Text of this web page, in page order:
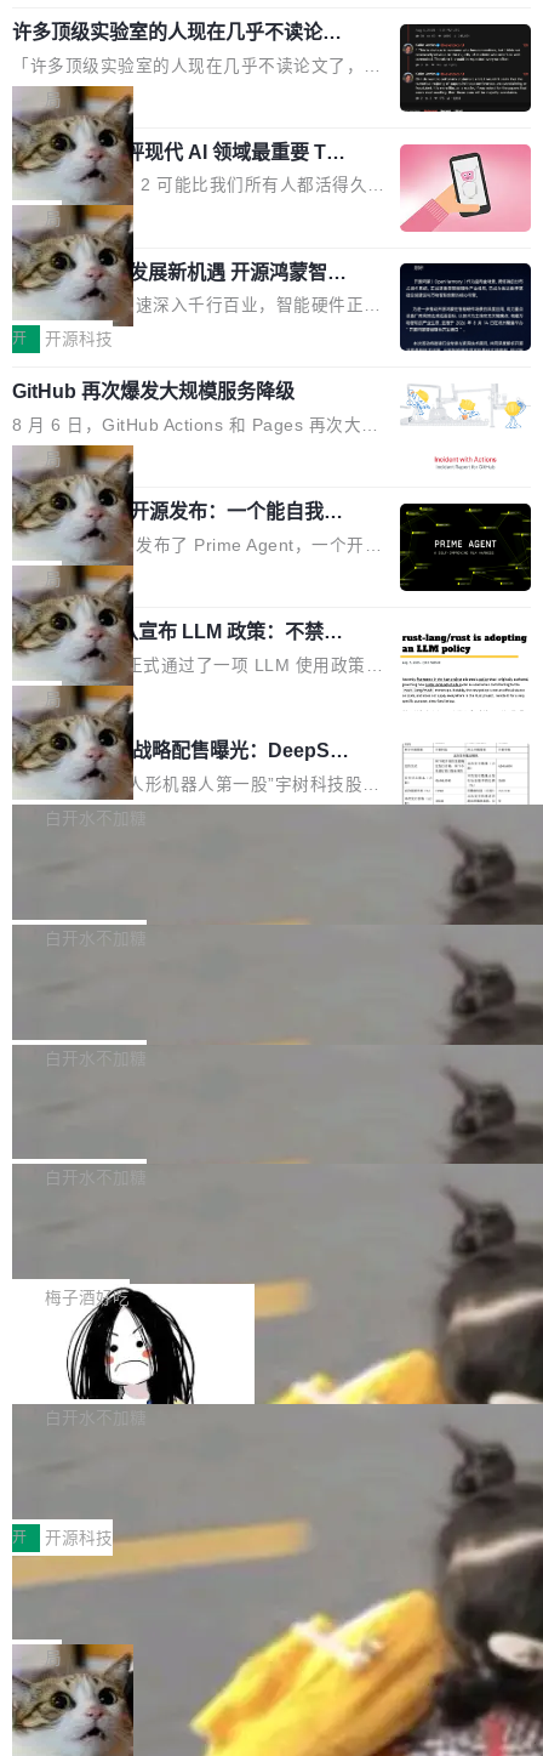
意思。比如我在一个后台管理系统里，需要填50
个表单字段，每个字段还有联动逻辑；比如我
想...
实时LCD监控屏，可充分满足当下高阶PC主机
的严苛使用需求。 澎湃功率，紧凑机身 钛金雕1
600PG5 AI TOP具备强悍输出功率，同时实现
机身尺寸大幅精简。整机长度仅16厘米，属于同
功率段机身尺寸十分紧凑的1600W电源产品。小
巧机身有效提升市面主流标准A...
复合增长率达5.44%,预计2032年将突破120亿美
元。数字广告与公共关系相关服务市场更是从20
25年的8463亿美元扩张至2026年的8763亿美
元。数字的背后是一个清晰的事实——品牌对专
业化营销服务的需求从未如此迫切。 但市场扩容
的同时,服务商的竞争逻辑正在改变。2026年Top
Agency年度合辑的观察指出,“产品”这个离消费
者最近的载体,在整个品牌营销层面的权重显著变
高了。全域营销服务商的竞争正在从规模转向深
度,案例厚度、全域覆盖、多线协同...
许多顶级实验室的人现在几乎不读论文
了
「许多顶级实验室的人现在几乎不读论文了，而
且他们认为 ICLR/ICML/NeurIPS 充斥着大量过
度宣传和欺诈。」 OpenAI 研究员 Keller Jorda
n 这条推文引发了广泛讨论。他不是在说风凉
话，他是说出了一个圈内人尽皆知但很少公开捅
破的事实。 Jordan 随后补充了一句软化声明：
「我不认为这些会议上大部分论文都在过度宣传
或造假。问题是，作为读者，如果你筛选出那些
看起来最令人兴奋的论文，那它们大部分都是过
度宣传的。」 这才是真正的痛点。不是所有论文
都有问题，是最吸引眼球的那批论文最有问题。
他引用的帖子来自 Mathew Shen，一位 ICLR 2
026 的读者：「看了篇 ...
局
xAI 前工程师评现代 AI 领域最重要 Top
3 开源项目
Flash Attention 2 可能比我们所有人都活得久。
这句话不是来自某个技术博客，而是出自 Hieu
Pham 的一条推文。Hieu Pham 是谁？他是 xAI
的早期工程师之一，在 Grok 训练基础设施团队
工作过。近日他在 X 上发了一条帖子，列出了他
认为现代 AI 领域最重要的三个开源项目。 第一
理由很具体。FA 系列不需要解释，但 FA2 是他
认为最重要的一个——复杂度恰到好处，刚好能
驱动你去学 CuTe，但还没被那些"邪恶的" Hopp
er++ 优化所淹没，足够容易修改和适配。 更关
键的是 FA2 的持久性...
局
共商智能硬件发展新机遇 开源鸿蒙智能
硬件开发者日杭州站即将举行
随着万物智联加速深入千行百业，智能硬件正从
单点设备迈向智能化、网联化、协同化发展。作
鸿蒙通过统一技术底座和分布式能力，为不同类
型智能设备的开发、连接与互联提供关键支撑，
也为产业链企业探索产品创新与商业增长打开新
的空间。 8月14日，开源鸿蒙智能硬件开发者日
（OHDD：OpenHarmony Hardware Develope
r Day）将在杭州启航。活动面向智能硬件产业
链企业和开发者，邀请行业专家与资深技术顾
问，围绕开源鸿蒙技术能力、设备适配、芯片适
配、功耗与稳定性调优、兼容性测评及统一互联
等内容展开系统讲解和实战交流，帮助企业进一
步了解开源鸿蒙在智能...
开 开源科技
GitHub 再次爆发大规模服务降级
8 月 6 日，GitHub Actions 和 Pages 再次大规
模服务降级，Actions 完全不可用超过 5 小时，
webhook 停发，连自托管 runner 也因调度层故
障无法工作。Pages、Copilot code review、C
opilot coding agent 全部受影响。从检测到完全
恢复，大约 12 小时。 这是 2026 年 8 月的第六
起事故，其中四起与 AI/Copilot 服务相关。 Git
Hub 员工 kdaigle 在 HN 讨论中贴出了一组数
据：2025 年全年 10 亿次 commit。现在，每周
2.75 亿次，全年预计 140 亿次。GitHub...
局
Prime Agent 开源发布：一个能自我改
进的编程 Agent，ARC-AGI 3 超越人类
专家基线
Prime Intellect 发布了 Prime Agent，一个开源
的编程 Agent Harness，核心设计围绕两个抽
象：Recursive Language Model（RLM）和 C
ontinual Harness。在 ARC-AGI 3 基准测试
上，Prime Agent + Opus 5 的组合达到了 95.
5% RHAE Best@1，超过了 ARC 报告的人类专
家基线 95.4%。 不是又一个 coding agent 包装
器 Prime Agent 的架构和市面上大多数 coding
agent 有本质区别。大多数 agent harness 的设
计是基于早期模型的能力—...
局
Rust 项目团队宣布 LLM 政策：不禁
止，但你要承认哪些代码不是你写的
Rust 语言项目正式通过了一项 LLM 使用政策，
覆盖 rust-lang/rust 单一仓库的代码贡献。这不
是项目级别的官方立场，目前由五个团队采纳，
但它可能是主流开源项目中关于 AI 辅助贡献最
细致的一份规则。 政策的核心只有一句话：LLM
可以用来分析、提炼、审阅、建议，但不能用来
不得生成涉及安全性的关键变更，除非作者本身
局
宇树科技 IPO 战略配售曝光：DeepSe
ek 获配 93.3 万股，锁定 36 个月
8月6日晚间，“人形机器人第一股”宇树科技股份
有限公司披露IPO发行价格及战略配售结果，杭
36个月。 公告显示，本次宇树科技战略配售对
员工参与设立的专项资产管理计划。其中，Dee
获配9...
白开水不加糖
Bug fixes and enhancements 修复多次传递同
一个回归问题，该问题导致拉取镜像时会拒绝包
题，该问题可能导致在旧版 Linux 内核...
白开水不加糖
e 孵化器项目管理委员会（IPMC）投票中获得
P）！这一里程碑不仅标志着 Fluss 迈入新的发
白开水不加糖
长期停止内容更新，未能实现其作为“AI版维基百
提交的编辑请求也长期处于待处理状态。 Groki
pedia 于去年底上线，定位为由人工智能生成内
容的百科平台，被马斯克视为传统众包百科网站
维基百科的替代方案。Lawfare 调查发现，无论
热门页面还是低关注度页面，均未出现近期更
白开水不加糖
是这样的：配 MessageSource 的 Bean、写 R
eloadableResourceBundleMessageSource、
声明 LocaleResolver、注册 LocaleChangeInt
erceptor…五六步之后才能看到第一行翻译文
本。 Solon 换了个方式。整个 i18n 模块围绕三
梅子酒好吃
Apache Doris 4.1 全面增强 Iceberg：
支持 UPDATE、MERGE INTO 与 Iceb
erg V3
Apache Doris 4.1 要补齐的，正是缺失的那一
半。在已有查询能力的基础上，Doris 进一步支
常维护操作，并完整支持 Iceberg V3 格式。
白开水不加糖
村国家自主创新示范区会议中心开幕。本届大会
由中关村智联软件服务业质量创新联盟主办，以
“智构可信·质创未来——AI原生时代的质量新范
式”为主题，直面AI从实验室走向规模化产业落地
的核心质量命题。会上，《2026智能研发生产力
工具选型手册》发布，Testin云测的Testin XAge
nt智能测试系统入选AI测试领域代表产品。对CI
O而言，这提示了一个转变：AI测试正在从效率
开 开源科技
让非法状态不可表示：一篇关于 ADT
有一种东西，一旦用过就回不去了。Alex Fedos
eev 管它叫"软件设计的基石"。 他说的东西不新
鲜——代数数据类型（ADT），尤其是和类型
（sum type）。但他说清楚了一件事：这不是类
型系统的学术体操，是日常编码的思维方式。 文
局
Cloudflare 开源内部企业 AI 平台 Clou
dflare OS
Cloudflare 发布了一个开源项目 Cloudflare O